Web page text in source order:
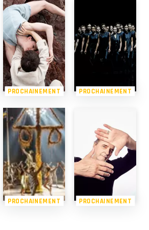
PROCHAINEMENT PROCHAINEMENT
PROCHAINEMENT PROCHAINEMENT